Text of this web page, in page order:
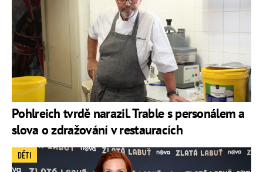
Pohlreich tvrdě narazil. Trable s personálem a
slova o zdražování v restauracích
DĚTI